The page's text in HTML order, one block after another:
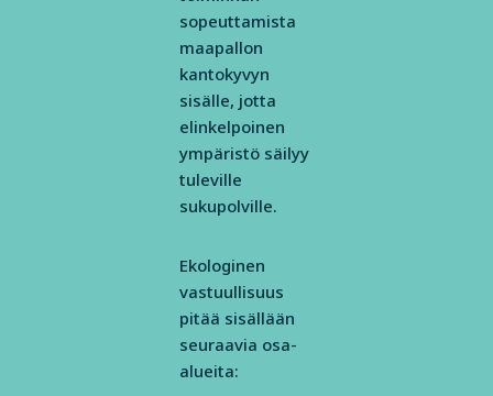
sopeuttamista
maapallon
kantokyvyn
sisälle, jotta
elinkelpoinen
ympäristö säilyy
tuleville
sukupolville.
Ekologinen
vastuullisuus
pitää sisällään
seuraavia osa-
alueita: